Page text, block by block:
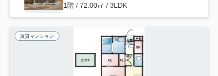
1階 / 72.00㎡ / 3LDK
賃貸マンション